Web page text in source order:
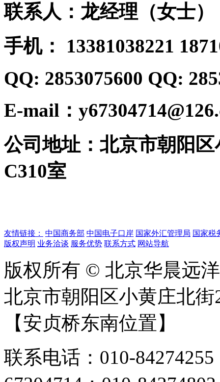
联系人：龙经理（女士）
手机： 13381038221
QQ: 2853075600 QQ:
E-mail：
公司地址：北京市朝阳
C310室
友情链接： 中国商务部 中国电子口岸 国家外汇管理局 国家税
版权声明 业务洽谈 服务优势 联系方式 网站导航
版权所有 © 北京华晨远
北京市朝阳区小黄庄北
【安贞桥东南位置】
联系电话：010-